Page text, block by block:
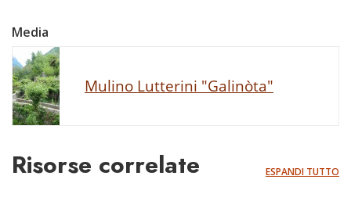
Media
Mulino Lutterini "Galinòta"
Risorse correlate ESPANDI TUTTO